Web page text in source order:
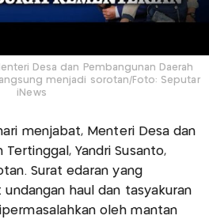
Desa dan Pembangunan Daerah
menjadi sorotan/Foto: Seputar
iNews
menjabat, Menteri Desa dan
Tertinggal, Yandri Susanto,
Surat edaran yang
haul dan tasyakuran
oleh mantan